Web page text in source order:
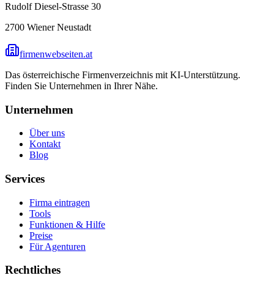
Rudolf Diesel-Strasse 30
2700 Wiener Neustadt
firmenwebseiten.at
Das österreichische Firmenverzeichnis mit KI-Unterstützung.
Finden Sie Unternehmen in Ihrer Nähe.
Unternehmen
Über uns
Kontakt
Blog
Services
Firma eintragen
Tools
Funktionen & Hilfe
Preise
Für Agenturen
Rechtliches